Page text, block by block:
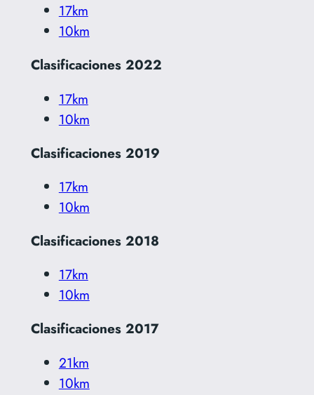
17km
10km
Clasificaciones 2022
17km
10km
Clasificaciones 2019
17km
10km
Clasificaciones 2018
17km
10km
Clasificaciones 2017
21km
10km